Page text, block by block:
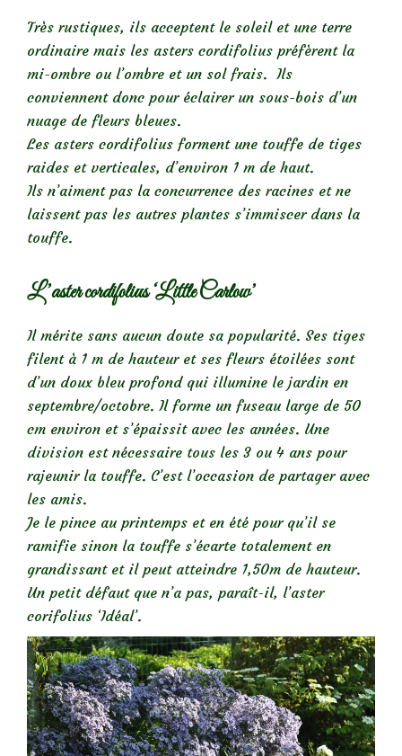
Très rustiques, ils acceptent le soleil et une terre
ordinaire mais les asters cordifolius préfèrent la
mi-ombre ou l’ombre et un sol frais. Ils
conviennent donc pour éclairer un sous-bois d’un
nuage de fleurs bleues.
Les asters cordifolius forment une touffe de tiges
raides et verticales, d’environ 1 m de haut.
Ils n’aiment pas la concurrence des racines et ne
laissent pas les autres plantes s’immiscer dans la
touffe.
L’aster cordifolius ‘Little Carlow’
Il mérite sans aucun doute sa popularité. Ses tiges
filent à 1 m de hauteur et ses fleurs étoilées sont
d’un doux bleu profond qui illumine le jardin en
septembre/octobre. Il forme un fuseau large de 50
cm environ et s’épaissit avec les années. Une
division est nécessaire tous les 3 ou 4 ans pour
rajeunir la touffe. C’est l’occasion de partager avec
les amis.
Je le pince au printemps et en été pour qu’il se
ramifie sinon la touffe s’écarte totalement en
grandissant et il peut atteindre 1,50m de hauteur.
Un petit défaut que n’a pas, paraît-il, l’aster
corifolius ‘Idéal’.